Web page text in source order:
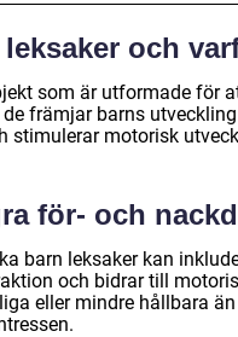
leksaker och
som är utformade för
främjar barns
stimulerar motorisk
för- och
barn leksaker kan
och bidrar till
eller mindre hållbara